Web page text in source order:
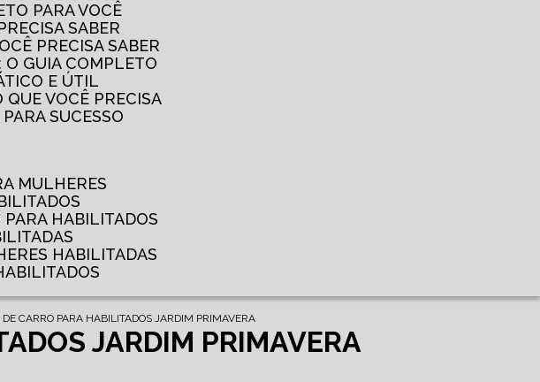
PARA VOCÊ
SABER
PRECISA SABER
O GUIA COMPLETO
E ÚTIL
QUE VOCÊ PRECISA
SUCESSO
MULHERES
PARA HABILITADOS
HABILITADAS
CARRO PARA HABILITADOS JARDIM PRIMAVERA
JARDIM PRIMAVERA